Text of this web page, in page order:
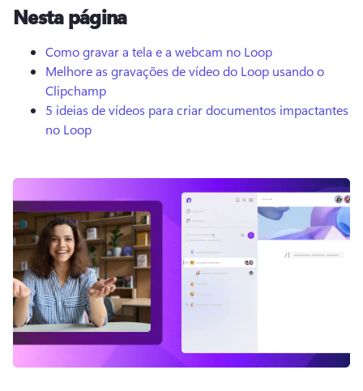
Experimentar gratuitamente
Nesta página
Como gravar a tela e a webcam no Loop
Melhore as gravações de vídeo do Loop usando o
Clipchamp
5 ideias de vídeos para criar documentos impactantes
no Loop